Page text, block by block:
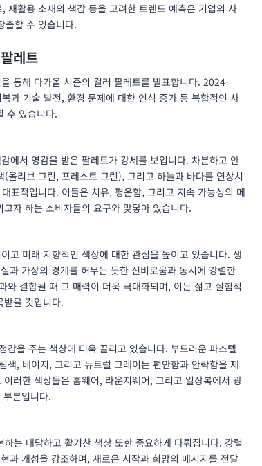
재활용 소재의 색감 등을 고려한 트렌드 예측은 기업의 사
출할 수 있습니다.
레트
통해 다가올 시즌의 컬러 팔레트를 발표합니다. 2024-
과 기술 발전, 환경 문제에 대한 인식 증가 등 복합적인 사
수 있습니다.
에서 영감을 받은 팔레트가 강세를 보입니다. 차분하고 안
리브 그린, 포레스트 그린), 그리고 하늘과 바다를 연상시
표적입니다. 이들은 치유, 평온함, 그리고 지속 가능성의 메
자 하는 소비자들의 요구와 맞닿아 있습니다.
고 미래 지향적인 색상에 대한 관심을 높이고 있습니다. 생
과 가상의 경계를 허무는 듯한 신비로움과 동시에 강렬한
결합될 때 그 매력이 더욱 극대화되며, 이는 젊고 실험적
받을 것입니다.
을 주는 색상에 더욱 끌리고 있습니다. 부드러운 파스텔
, 베이지, 그리고 뉴트럴 그레이는 편안함과 안락함을 제
러한 색상들은 홈웨어, 라운지웨어, 그리고 일상복에서 광
분입니다.
는 대담하고 활기찬 색상 또한 중요하게 다뤄집니다. 강렬
과 개성을 강조하며, 새로운 시작과 희망의 메시지를 전달